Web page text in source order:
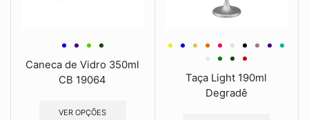
Caneca de Vidro 350ml
CB 19064
VER OPÇÕES
Taça Light 190ml
Degradê